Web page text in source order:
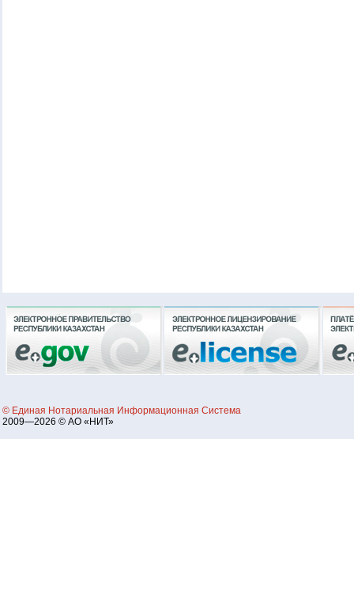
© Единая Нотариальная Информационная Система
2009—2026 © АО «НИТ»